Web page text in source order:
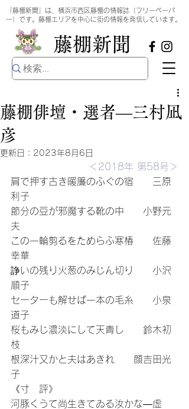
​藤棚新聞
「藤棚新聞」は、横浜市西区藤棚の情報誌（フリーペーパ
ー）です。藤棚エリアを中心に街の情報を発信しています。
藤棚俳壇・選者―三村凪
彦
更新日： 2023年8月6日
＜2018年 第58号＞
肩で押す古き暖簾のふぐの宿　　三原
利子
節分の豆が邪魔する靴の中　　小野元
夫
この一輪剪るをためらふ寒椿　　佐藤
幸華
諍いの残り火葱のみじん切り　　小沢
順子
セーターも解せば一本の毛糸　　小泉
道子
桜もみじ濃淡にして天青し　　鈴木初
枝
根深汁又かと夫はあきれ　　顔吉田光
子
《寸　評》
河豚くうて尚生きてゐる汝かな―虚